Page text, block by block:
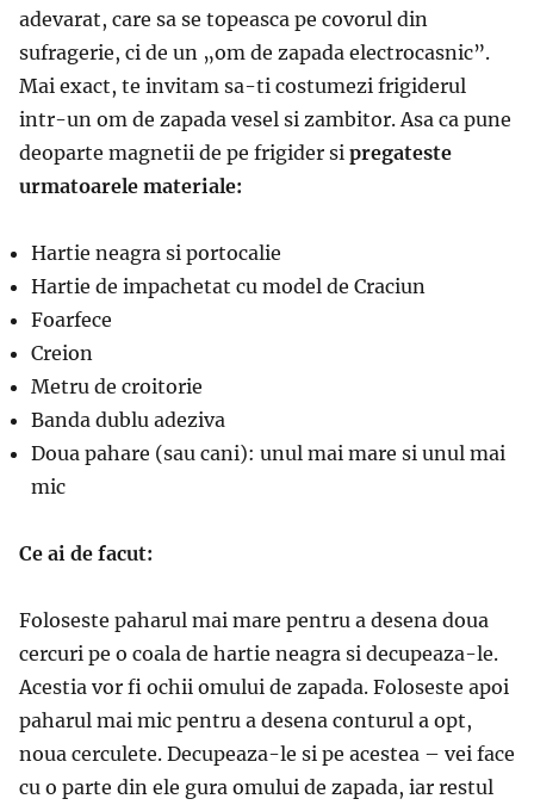
adevarat, care sa se topeasca pe covorul din
sufragerie, ci de un „om de zapada electrocasnic”.
Mai exact, te invitam sa-ti costumezi frigiderul
intr-un om de zapada vesel si zambitor. Asa ca pune
deoparte magnetii de pe frigider si pregateste
urmatoarele materiale:
Hartie neagra si portocalie
Hartie de impachetat cu model de Craciun
Foarfece
Creion
Metru de croitorie
Banda dublu adeziva
Doua pahare (sau cani): unul mai mare si unul mai
mic
Ce ai de facut:
Foloseste paharul mai mare pentru a desena doua
cercuri pe o coala de hartie neagra si decupeaza-le.
Acestia vor fi ochii omului de zapada. Foloseste apoi
paharul mai mic pentru a desena conturul a opt,
noua cerculete. Decupeaza-le si pe acestea – vei face
cu o parte din ele gura omului de zapada, iar restul